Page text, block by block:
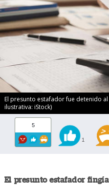
El presunto estafador fue detenido
ilustrativa: iStock)
5
1
El presunto estafador